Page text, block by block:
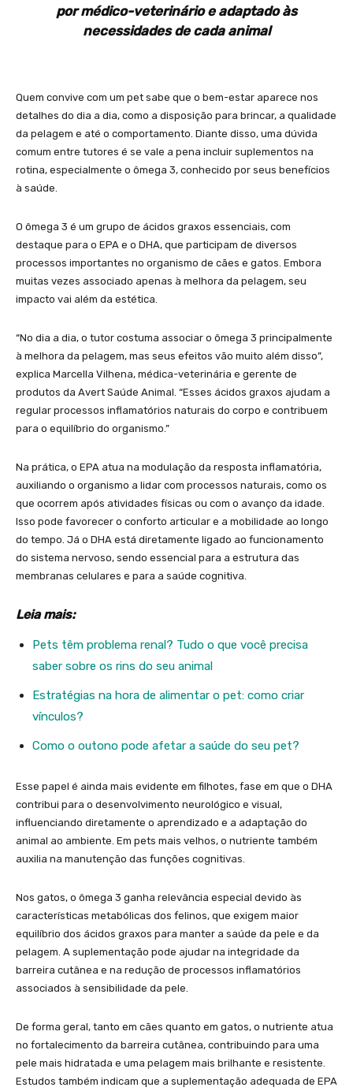
por médico-veterinário e adaptado às
necessidades de cada animal
Quem convive com um pet sabe que o bem-estar aparece nos
detalhes do dia a dia, como a disposição para brincar, a qualidade
da pelagem e até o comportamento. Diante disso, uma dúvida
comum entre tutores é se vale a pena incluir suplementos na
rotina, especialmente o ômega 3, conhecido por seus benefícios
à saúde.
O ômega 3 é um grupo de ácidos graxos essenciais, com
destaque para o EPA e o DHA, que participam de diversos
processos importantes no organismo de cães e gatos. Embora
muitas vezes associado apenas à melhora da pelagem, seu
impacto vai além da estética.
“No dia a dia, o tutor costuma associar o ômega 3 principalmente
à melhora da pelagem, mas seus efeitos vão muito além disso”,
explica Marcella Vilhena, médica-veterinária e gerente de
produtos da Avert Saúde Animal. “Esses ácidos graxos ajudam a
regular processos inflamatórios naturais do corpo e contribuem
para o equilíbrio do organismo.”
Na prática, o EPA atua na modulação da resposta inflamatória,
auxiliando o organismo a lidar com processos naturais, como os
que ocorrem após atividades físicas ou com o avanço da idade.
Isso pode favorecer o conforto articular e a mobilidade ao longo
do tempo. Já o DHA está diretamente ligado ao funcionamento
do sistema nervoso, sendo essencial para a estrutura das
membranas celulares e para a saúde cognitiva.
Leia mais:
Pets têm problema renal? Tudo o que você precisa
saber sobre os rins do seu animal
Estratégias na hora de alimentar o pet: como criar
vínculos?
Como o outono pode afetar a saúde do seu pet?
Esse papel é ainda mais evidente em filhotes, fase em que o DHA
contribui para o desenvolvimento neurológico e visual,
influenciando diretamente o aprendizado e a adaptação do
animal ao ambiente. Em pets mais velhos, o nutriente também
auxilia na manutenção das funções cognitivas.
Nos gatos, o ômega 3 ganha relevância especial devido às
características metabólicas dos felinos, que exigem maior
equilíbrio dos ácidos graxos para manter a saúde da pele e da
pelagem. A suplementação pode ajudar na integridade da
barreira cutânea e na redução de processos inflamatórios
associados à sensibilidade da pele.
De forma geral, tanto em cães quanto em gatos, o nutriente atua
no fortalecimento da barreira cutânea, contribuindo para uma
pele mais hidratada e uma pelagem mais brilhante e resistente.
Estudos também indicam que a suplementação adequada de EPA